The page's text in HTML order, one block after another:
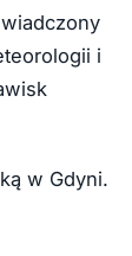
i
w Gdyni.